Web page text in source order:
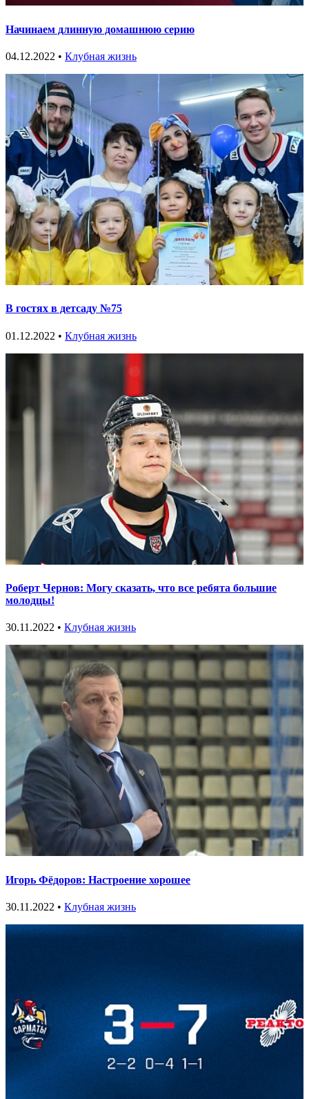
Начинаем длинную домашнюю серию
04.12.2022 • Клубная жизнь
В гостях в детсаду №75
01.12.2022 • Клубная жизнь
Роберт Чернов: Могу сказать, что все ребята большие
молодцы!
30.11.2022 • Клубная жизнь
Игорь Фёдоров: Настроение хорошее
30.11.2022 • Клубная жизнь